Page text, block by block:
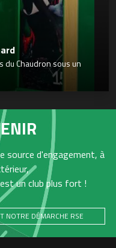
du Chaudron sous un
source d'engagement, à
un club plus fort !
NOTRE DÉMARCHE RSE